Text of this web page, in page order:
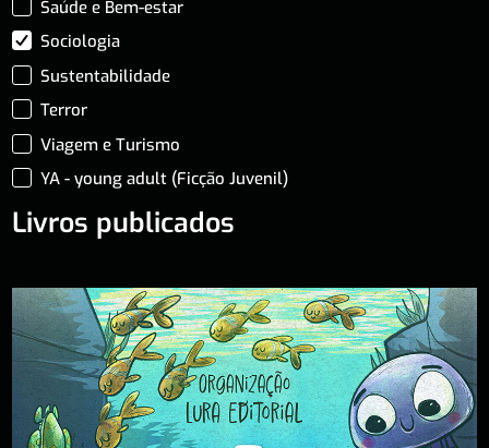
Saúde e Bem-estar
Sociologia
Sustentabilidade
Terror
Viagem e Turismo
YA - young adult (Ficção Juvenil)
Livros publicados